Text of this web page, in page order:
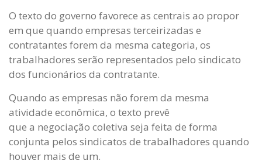
O texto do governo favorece as centrais ao propor
em que quando empresas terceirizadas e
contratantes forem da mesma categoria, os
trabalhadores serão representados pelo sindicato
dos funcionários da contratante.
Quando as empresas não forem da mesma
atividade econômica, o texto prevê
que a negociação coletiva seja feita de forma
conjunta pelos sindicatos de trabalhadores quando
houver mais de um.